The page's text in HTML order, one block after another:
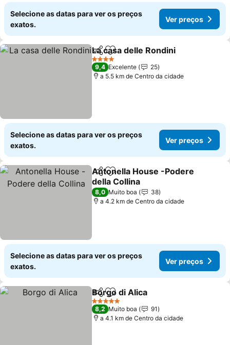
Selecione as datas para ver os preços
exatos.
Ver preços
PartilharAdicionar aos favoritos
La casa delle Rondini
4 Estrelas
9,4 Excelente
25
a 5.5 km de Centro da cidade
Selecione as datas para ver os preços
exatos.
Ver preços
PartilharAdicionar aos favoritos
Antonella House -Podere
della Collina
8,0 Muito boa
38
a 4.2 km de Centro da cidade
Selecione as datas para ver os preços
exatos.
Ver preços
PartilharAdicionar aos favoritos
Borgo di Alica
5 Estrelas
8,2 Muito boa
91
a 4.1 km de Centro da cidade